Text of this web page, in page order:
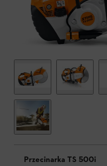
Przecinarka TS 500i